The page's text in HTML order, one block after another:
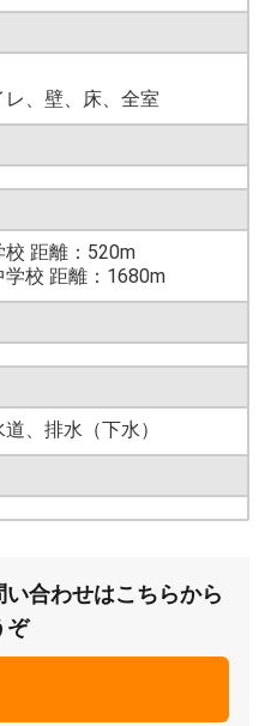
、壁、床、全室
距離：520m
校 距離：1680m
、排水（下水）
合わせはこちらから
ぞ